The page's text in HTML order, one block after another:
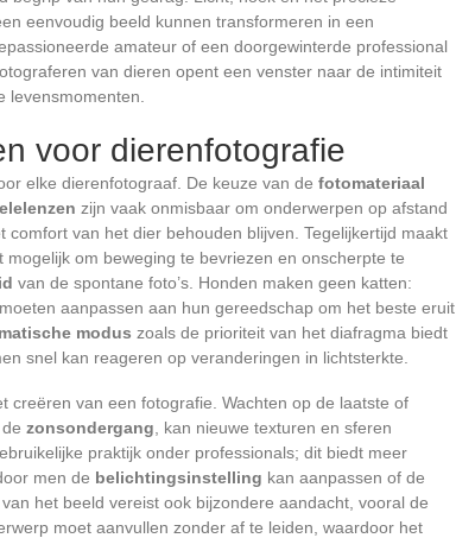
eenvoudig beeld kunnen transformeren in een
amateur of een doorgewinterde professional
van dieren opent een venster naar de intimiteit
levensmomenten.
voor dierenfotografie
elke dierenfotograaf. De keuze van de fotomateriaal
zijn vaak onmisbaar om onderwerpen op afstand
van het dier behouden blijven. Tegelijkertijd maakt
mogelijk om beweging te bevriezen en onscherpte te
van de spontane foto’s. Honden maken geen katten:
aanpassen aan hun gereedschap om het beste eruit
modus zoals de prioriteit van het diafragma biedt
snel kan reageren op veranderingen in lichtsterkte.
creëren van een fotografie. Wachten op de laatste of
zonsondergang , kan nieuwe texturen en sferen
praktijk onder professionals; dit biedt meer
men de belichtingsinstelling kan aanpassen of de
het beeld vereist ook bijzondere aandacht, vooral de
moet aanvullen zonder af te leiden, waardoor het